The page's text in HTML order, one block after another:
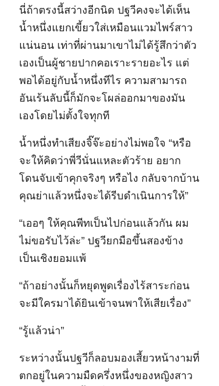
นี่ถ้าตรงนี้สว่างอีกนิด ปฐวีคงจะได้เห็น
น้ำหนึ่งแยกเขี้ยวใส่เหมือนแวมไพร์สาว
แน่นอน เท่าที่ผ่านมาเขาไม่ได้รู้สึกว่าตัว
เองเป็นผู้ชายปากคอเราะรายอะไร แต่
พอได้อยู่กับน้ำหนึ่งทีไร ความสามารถ
อันเร้นลับนี้ก็มักจะโผล่ออกมาของมัน
เองโดยไม่ตั้งใจทุกที
น้ำหนึ่งทำเสียงจิ๊จ๊ะอย่างไม่พอใจ “หรือ
จะให้คิดว่าพี่วีนั่นแหละตัวร้าย อยาก
โดนจับเข้าคุกจริงๆ หรือไง กลับจากบ้าน
คุณย่าแล้วหนึ่งจะได้รีบดำเนินการให้”
“เออๆ ให้คุณพีทเป็นไปก่อนแล้วกัน ผม
ไม่ขอรับไว้ล่ะ” ปฐวียกมือขึ้นสองข้าง
เป็นเชิงยอมแพ้
“ถ้าอย่างนั้นก็หยุดพูดเรื่องไร้สาระก่อน
จะมีใครมาได้ยินเข้าจนพาให้เสียเรื่อง”
“รู้แล้วน่า”
ระหว่างนั้นปฐวีก็ลอบมองเสี้ยวหน้างามที่
ตกอยู่ในความมืดครึ่งหนึ่งของหญิงสาว